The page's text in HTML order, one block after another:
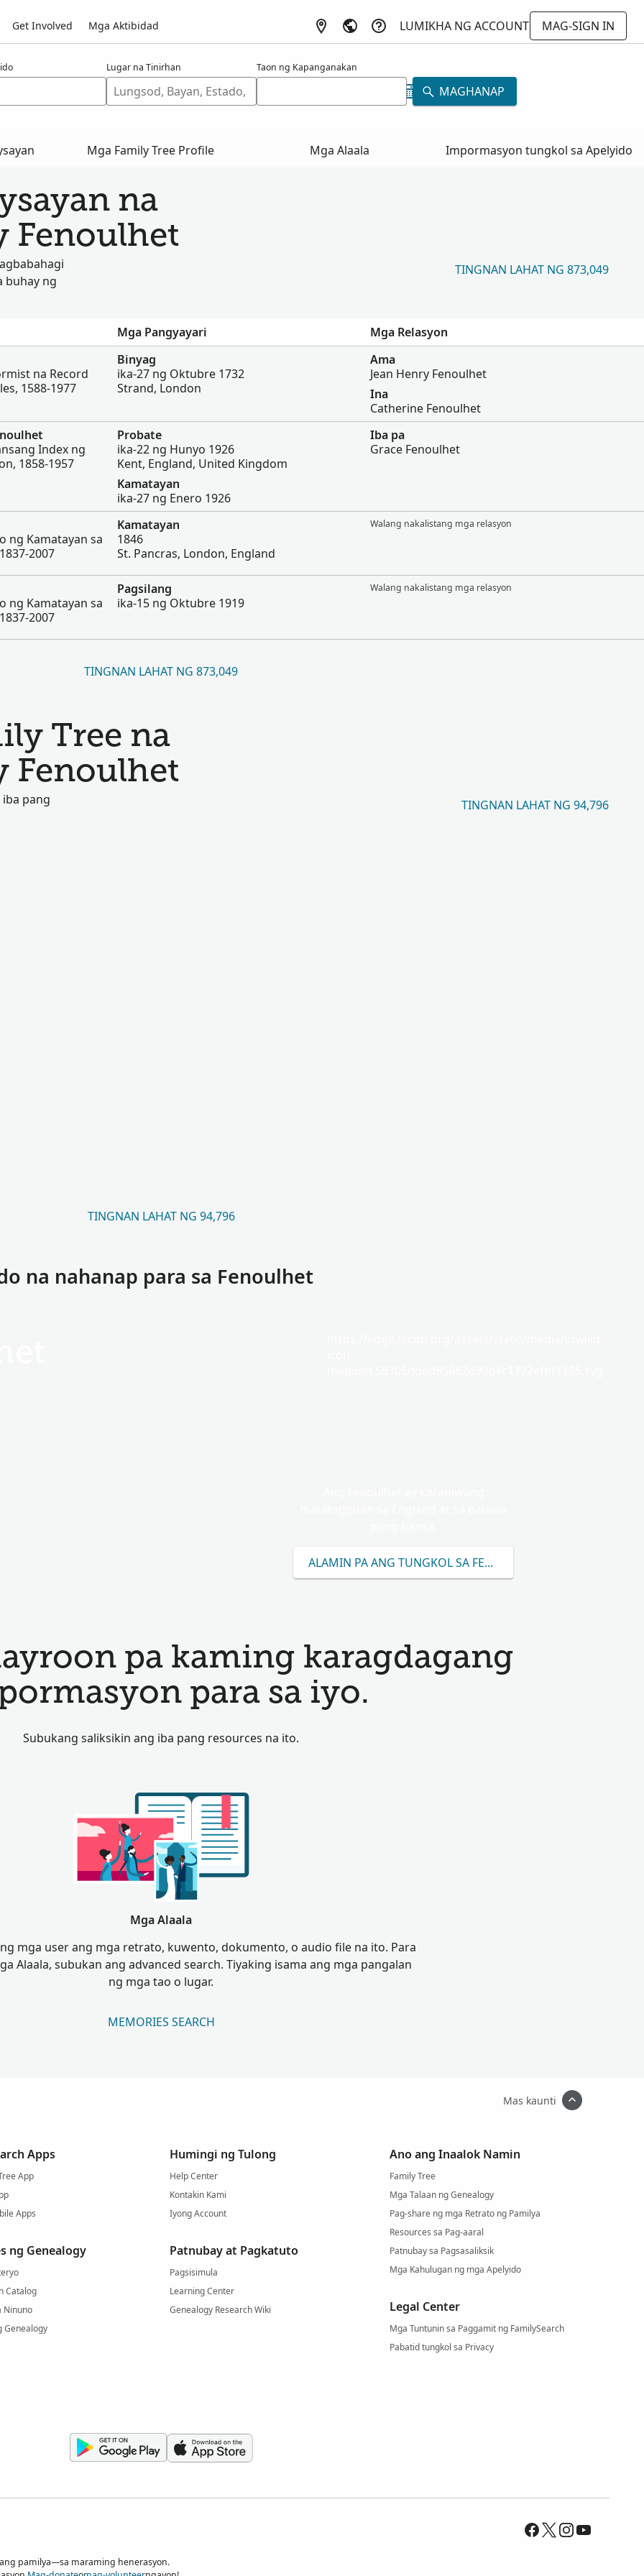
Get Involved Mga Aktibidad LUMIKHA NG ACCOUNT
MAG-SIGN IN
Lugar na Tinirhan Taon ng Kapanganakan
MAGHANAP
Mga Family Tree Profile Mga Alaala Impormasyon tungkol sa Apelyido
na
Fenoulhet
buhay ng
TINGNAN LAHAT NG 873,049
Mga Pangyayari
Mga Relasyon
na Record
1588-1977
Binyag
ika-27 ng Oktubre 1732
Strand, London
Ama
Jean Henry Fenoulhet
Ina
Catherine Fenoulhet
Index ng
1858-1957
Probate
ika-22 ng Hunyo 1926
Kent, England, United Kingdom
Kamatayan
ika-27 ng Enero 1926
Iba pa
Grace Fenoulhet
ng Kamatayan sa
2007
Kamatayan
1846
St. Pancras, London, England
Walang nakalistang mga relasyon
ng Kamatayan sa
2007
Pagsilang
ika-15 ng Oktubre 1919
Walang nakalistang mga relasyon
TINGNAN LAHAT NG 873,049
Tree na
Fenoulhet
pang
TINGNAN LAHAT NG 94,796
TINGNAN LAHAT NG 94,796
na nahanap para sa Fenoulhet
ALAMIN PA ANG TUNGKOL SA FENOULHET
pa kaming karagdagang
para sa iyo.
Subukang saliksikin ang iba pang resources na ito.
Mga Alaala
mga user ang mga retrato, kuwento, dokumento, o audio file na ito. Para
Alaala, subukan ang advanced search. Tiyaking isama ang mga pangalan
ng mga tao o lugar.
MEMORIES SEARCH
Mas kaunti
Apps
App
Apps
ng Genealogy
Catalog
Ninuno
Genealogy
Humingi ng Tulong
Help Center
Kontakin Kami
Iyong Account
Patnubay at Pagkatuto
Pagsisimula
Learning Center
Genealogy Research Wiki
Ano ang Inaalok Namin
Family Tree
Mga Talaan ng Genealogy
Pag-share ng mga Retrato ng Pamilya
Resources sa Pag-aaral
Patnubay sa Pagsasaliksik
Mga Kahulugan ng mga Apelyido
Legal Center
Mga Tuntunin sa Paggamit ng FamilySearch
Pabatid tungkol sa Privacy
pamilya—sa maraming henerasyon.